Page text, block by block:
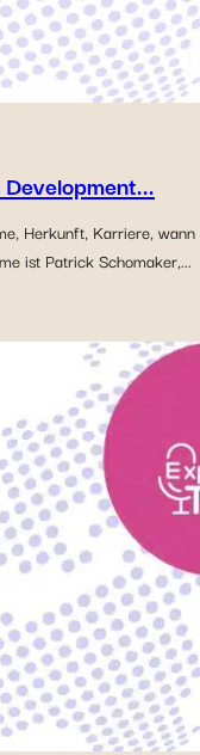
Herkunft, Karriere, wann
ist Patrick Schomaker,...